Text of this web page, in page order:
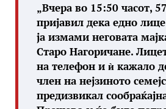
„Вчера во 15:50 часот,
пријавил дека едно
ја измами неговата
Старо Нагоричане.
на телефон и ѝ кажало
член на нејзиното
предизвикал